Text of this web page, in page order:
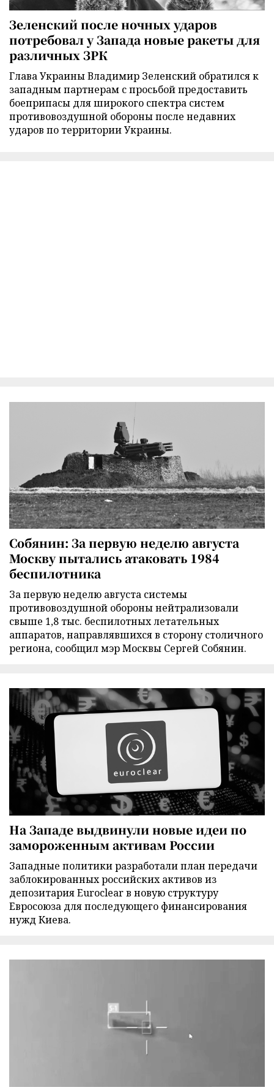
Зеленский после ночных ударов
потребовал у Запада новые ракеты для
различных ЗРК
Глава Украины Владимир Зеленский обратился к
западным партнерам с просьбой предоставить
боеприпасы для широкого спектра систем
противовоздушной обороны после недавних
ударов по территории Украины.
Собянин: За первую неделю августа
Москву пытались атаковать 1984
беспилотника
За первую неделю августа системы
противовоздушной обороны нейтрализовали
свыше 1,8 тыс. беспилотных летательных
аппаратов, направлявшихся в сторону столичного
региона, сообщил мэр Москвы Сергей Собянин.
На Западе выдвинули новые идеи по
замороженным активам России
Западные политики разработали план передачи
заблокированных российских активов из
депозитария Euroclear в новую структуру
Евросоюза для последующего финансирования
нужд Киева.